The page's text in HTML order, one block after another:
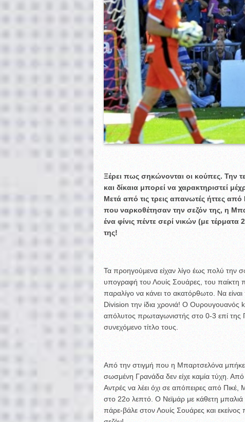
Ξέρει πως σηκώνονται οι κούπες. Την
και δίκαια μπορεί να χαρακτηριστεί
Μετά από τις τρεις απανωτές ήττες από
που ναρκοθέτησαν την σεζόν της, η
ένα φίνις πέντε σερί νικών (με
της!
Τα προηγούμενα είχαν λίγο έως πολύ την
υπογραφή του Λουίς Σουάρες, του παίκτη
παραλίγο να κάνει το ακατόρθωτο. Να
Division την ίδια χρονιά! Ο Ουρουγουανός
απόλυτος πρωταγωνιστής στο 0-3 επί
συνεχόμενο τίτλο τους.
Από την στιγμή που η Μπαρτσελόνα
σωσμένη Γρανάδα δεν είχε καμία τύχη.
Αντρές να λέει όχι σε απόπειρες από
στο 22ο λεπτό. Ο Νεϊμάρ με κάθετη
πάρε-βάλε στον Λουίς Σουάρες και